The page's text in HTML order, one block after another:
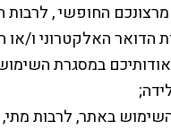
החופשי ,
הדואר האלקטרוני ו/או
במסגרת
באתר, לרבות